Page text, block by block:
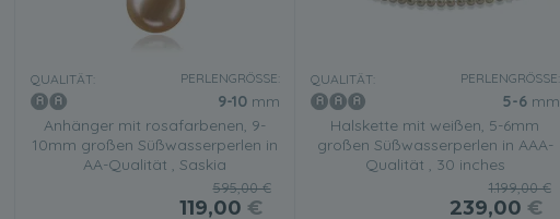
QUALITÄT: PERLENGRÖSSE:
9-10mm
Anhänger mit rosafarbenen, 9-
10mm großen Süßwasserperlen in
AA-Qualität , Saskia
595,00 €
119,00 €
QUALITÄT: PERLENGRÖSSE:
5-6mm
Halskette mit weißen, 5-6mm
großen Süßwasserperlen in AAA-
Qualität , 30 inches
1.199,00 €
239,00 €